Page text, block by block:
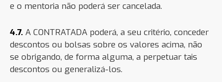
e o mentoria não poderá ser cancelada.
4.7. A CONTRATADA poderá, a seu critério, conceder
descontos ou bolsas sobre os valores acima, não
se obrigando, de forma alguma, a perpetuar tais
descontos ou generalizá-los.